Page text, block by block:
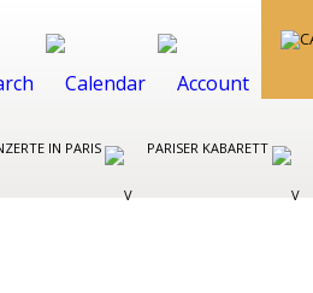
IN PARIS PARISER KABARETT